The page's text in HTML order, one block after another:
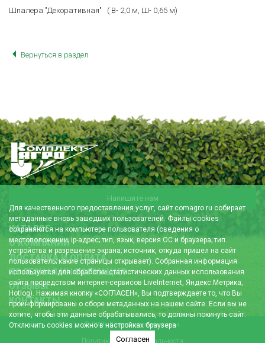
Шпалера "Декоративная" ( В- 2,0 м, Ш- 0,65 м)
Вернуться в раздел
Напишите нам
КАТАЛОГ
О КОМПАНИИ
ДОСТАВКА И ОПЛАТА
ПОЛЕЗНАЯ ИНФОРМАЦИЯ
ОТЗЫВЫ
КОНТАКТЫ
© 2026. Все права защищены.
Политика конфиденциальности
Для качественного предоставления услуг, сайт comagro.ru собирает
метаданные вновь зашедших пользователей. Файлы cookies
сохраняются на компьютере пользователя (сведения о
местоположении; ip-адрес; тип, язык, версия ОС и браузера; тип
устройства и разрешение экрана; источник, откуда пришел на сайт
пользователь; какие страницы открывает). Собранная информация
используется для обработки статистических данных использования
сайта посредством интернет-сервисов LiveInternet, Яндекс.Метрика,
Hotlog). Нажимая кнопку «СОГЛАСЕН», Вы подтверждаете то, что Вы
проинформированы о сборе метаданных на нашем сайте. Если вы не
хотите, чтобы эти данные обрабатывались, то должны покинуть сайт.
Отключить cookies можно в настройках браузера
Согласен